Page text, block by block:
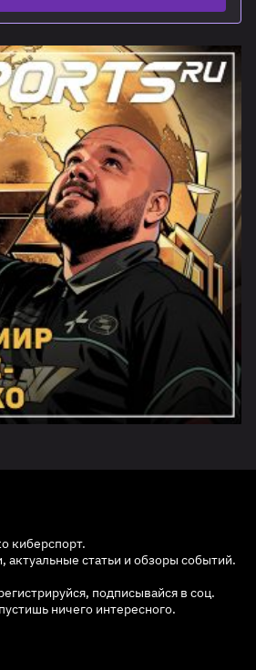
киберспорт.
статьи и обзоры событий.
подписывайся в соц.
ничего интересного.